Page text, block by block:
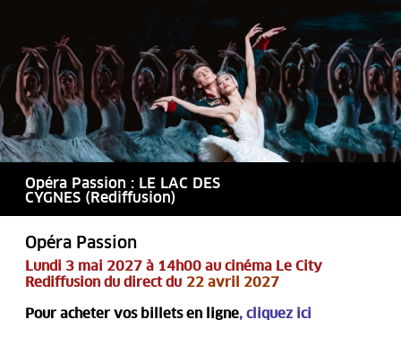
Opéra Passion : LE LAC DES
CYGNES (Rediffusion)
Opéra Passion
Lundi 3 mai 2027 à 14h00 au cinéma Le City
Rediffusion du direct du 22 avril 2027
Pour acheter vos billets en ligne, cliquez ici